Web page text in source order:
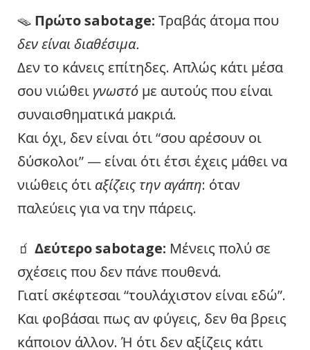
🪤 Πρώτο sabotage: Τραβάς άτομα που
δεν είναι διαθέσιμα.
Δεν το κάνεις επίτηδες. Απλώς κάτι μέσα
σου νιώθει γνωστό με αυτούς που είναι
συναισθηματικά μακριά.
Και όχι, δεν είναι ότι “σου αρέσουν οι
δύσκολοι” — είναι ότι έτσι έχεις μάθει να
νιώθεις ότι αξίζεις την αγάπη: όταν
παλεύεις για να την πάρεις.
🧃 Δεύτερο sabotage: Μένεις πολύ σε
σχέσεις που δεν πάνε πουθενά.
Γιατί σκέφτεσαι “τουλάχιστον είναι εδώ”.
Και φοβάσαι πως αν φύγεις, δεν θα βρεις
κάποιον άλλον. Ή ότι δεν αξίζεις κάτι